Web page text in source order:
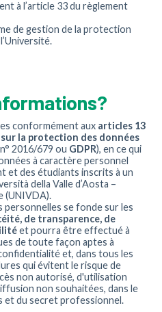
à l’article 33 du règlement
de gestion de la protection
conformément aux articles 13
la protection des données
2016/679 ou GDPR), en ce qui
à caractère personnel
et des étudiants inscrits à un
della Valle d’Aosta –
(UNIVDA).
se fonde sur les
de transparence, de
et pourra être effectué à
de toute façon aptes à
et, dans tous les
qui évitent le risque de
non autorisé, d'utilisation
non souhaitées, dans le
et du secret professionnel.